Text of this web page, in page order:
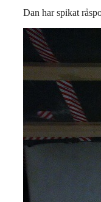
Dan har spikat